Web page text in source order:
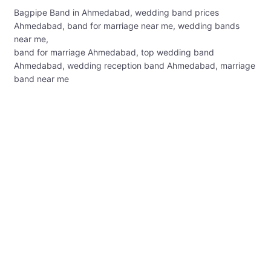
Bagpipe Band in Ahmedabad, wedding band prices
Ahmedabad, band for marriage near me, wedding bands
near me,
band for marriage Ahmedabad, top wedding band
Ahmedabad, wedding reception band Ahmedabad, marriage
band near me